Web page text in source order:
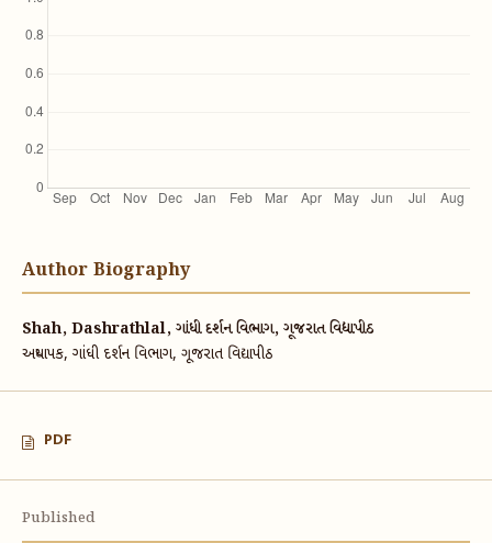
Author Biography
Shah, Dashrathlal, ગાંધી દર્શન વિભાગ, ગૂજરાત વિદ્યાપીઠ
અધ્યાપક, ગાંધી દર્શન વિભાગ, ગૂજરાત વિદ્યાપીઠ
PDF
Published